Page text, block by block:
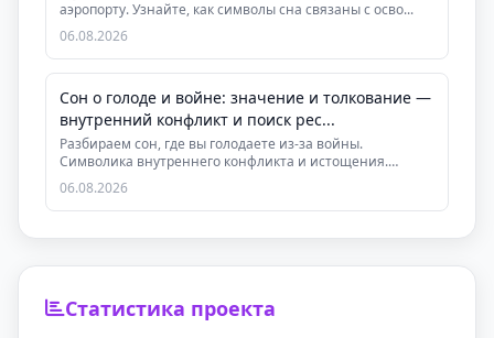
аэропорту. Узнайте, как символы сна связаны с осво...
06.08.2026
Сон о голоде и войне: значение и толкование —
внутренний конфликт и поиск рес...
Разбираем сон, где вы голодаете из-за войны.
Символика внутреннего конфликта и истощения.
Практическ...
06.08.2026
Статистика проекта